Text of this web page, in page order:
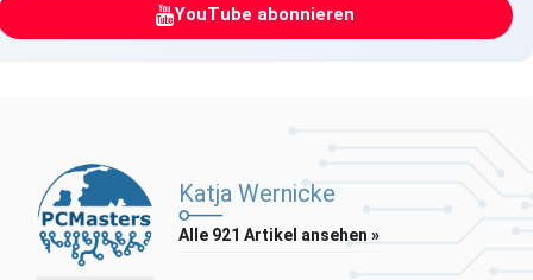
YouTube abonnieren
Katja Wernicke
Alle 921 Artikel ansehen »